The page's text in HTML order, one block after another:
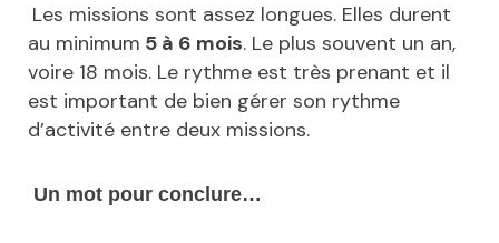
Les missions sont assez longues. Elles durent
au minimum 5 à 6 mois. Le plus souvent un an,
voire 18 mois. Le rythme est très prenant et il
est important de bien gérer son rythme
d’activité entre deux missions.
Un mot pour conclure…